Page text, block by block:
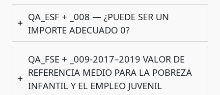
QA_ESF + _008 — ¿PUEDE SER UN
IMPORTE ADECUADO 0?
QA_FSE + _009-2017–2019 VALOR DE
REFERENCIA MEDIO PARA LA POBREZA
INFANTIL Y EL EMPLEO JUVENIL